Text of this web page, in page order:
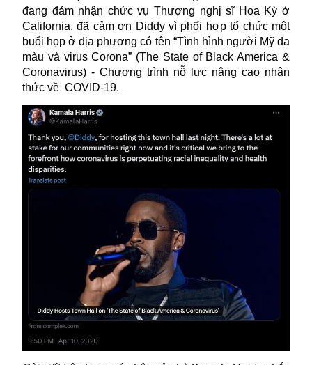
đang đảm nhận chức vụ Thượng nghị sĩ Hoa Kỳ ở
California, đã cảm ơn Diddy vì phối hợp tổ chức một
buổi họp ở địa phương có tên “Tình hình người Mỹ da
màu và virus Corona” (The State of Black America &
Coronavirus) - Chương trình nỗ lực nâng cao nhận
thức về COVID-19.